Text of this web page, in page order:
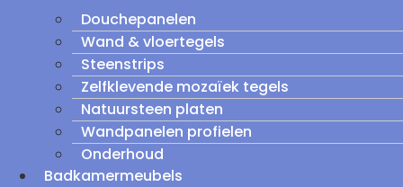
Douchepanelen
Wand & vloertegels
Steenstrips
Zelfklevende mozaïek tegels
Natuursteen platen
Wandpanelen profielen
Onderhoud
Badkamermeubels